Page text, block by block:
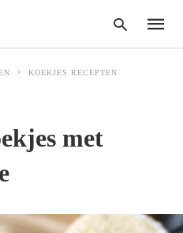
KOEKJES RECEPTEN
met